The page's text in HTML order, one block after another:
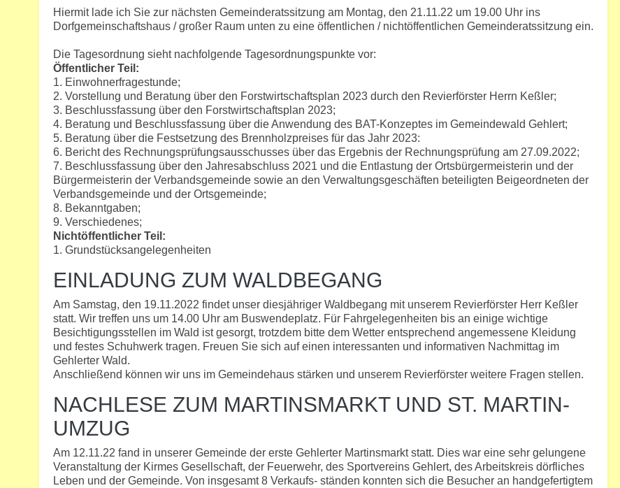
Hiermit lade ich Sie zur nächsten Gemeinderatssitzung am Montag, den 21.11.22 um 19.00 Uhr ins
Dorfgemeinschaftshaus / großer Raum unten zu eine öffentlichen / nichtöffentlichen Gemeinderatssitzung ein.
Die Tagesordnung sieht nachfolgende Tagesordnungspunkte vor:
Öffentlicher Teil:
1. Einwohnerfragestunde;
2. Vorstellung und Beratung über den Forstwirtschaftsplan 2023 durch den Revierförster Herrn Keßler;
3. Beschlussfassung über den Forstwirtschaftsplan 2023;
4. Beratung und Beschlussfassung über die Anwendung des BAT-Konzeptes im Gemeindewald Gehlert;
5. Beratung über die Festsetzung des Brennholzpreises für das Jahr 2023:
6. Bericht des Rechnungsprüfungsausschusses über das Ergebnis der Rechnungsprüfung am 27.09.2022;
7. Beschlussfassung über den Jahresabschluss 2021 und die Entlastung der Ortsbürgermeisterin und der
Bürgermeisterin der Verbandsgemeinde sowie an den Verwaltungsgeschäften beteiligten Beigeordneten der
Verbandsgemeinde und der Ortsgemeinde;
8. Bekanntgaben;
9. Verschiedenes;
Nichtöffentlicher Teil:
1. Grundstücksangelegenheiten
EINLADUNG ZUM WALDBEGANG
Am Samstag, den 19.11.2022 findet unser diesjähriger Waldbegang mit unserem Revierförster Herr Keßler
statt. Wir treffen uns um 14.00 Uhr am Buswendeplatz. Für Fahrgelegenheiten bis an einige wichtige
Besichtigungsstellen im Wald ist gesorgt, trotzdem bitte dem Wetter entsprechend angemessene Kleidung
und festes Schuhwerk tragen. Freuen Sie sich auf einen interessanten und informativen Nachmittag im
Gehlerter Wald.
Anschließend können wir uns im Gemeindehaus stärken und unserem Revierförster weitere Fragen stellen.
NACHLESE ZUM MARTINSMARKT UND ST. MARTIN-
UMZUG
Am 12.11.22 fand in unserer Gemeinde der erste Gehlerter Martinsmarkt statt. Dies war eine sehr gelungene
Veranstaltung der Kirmes Gesellschaft, der Feuerwehr, des Sportvereins Gehlert, des Arbeitskreis dörfliches
Leben und der Gemeinde. Von insgesamt 8 Verkaufs- ständen konnten sich die Besucher an handgefertigtem